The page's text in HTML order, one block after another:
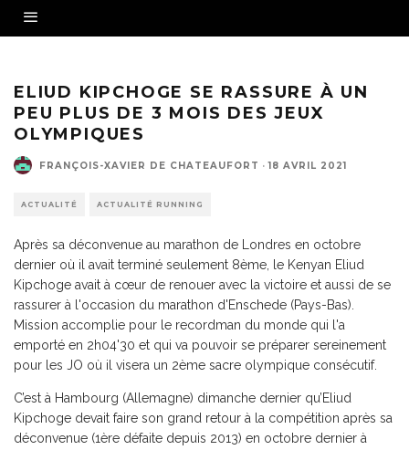
ELIUD KIPCHOGE SE RASSURE À UN
PEU PLUS DE 3 MOIS DES JEUX
OLYMPIQUES
FRANÇOIS-XAVIER DE CHATEAUFORT · 18 AVRIL 2021
ACTUALITÉ ACTUALITÉ RUNNING
Après sa déconvenue au marathon de Londres en octobre
dernier où il avait terminé seulement 8ème, le Kenyan Eliud
Kipchoge avait à cœur de renouer avec la victoire et aussi de se
rassurer à l'occasion du marathon d'Enschede (Pays-Bas).
Mission accomplie pour le recordman du monde qui l'a
emporté en 2h04'30 et qui va pouvoir se préparer sereinement
pour les JO où il visera un 2ème sacre olympique consécutif.
C’est à Hambourg (Allemagne) dimanche dernier qu’Eliud
Kipchoge devait faire son grand retour à la compétition après sa
déconvenue (1ère défaite depuis 2013) en octobre dernier à